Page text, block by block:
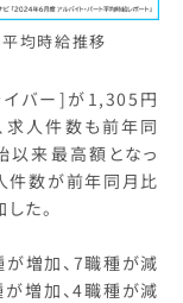
均時給推移
イバー]が1,305円
求人件数も前年同
以来最高額となっ
件数が前年同月比
た。
増加、7職種が減
増加、4職種が減